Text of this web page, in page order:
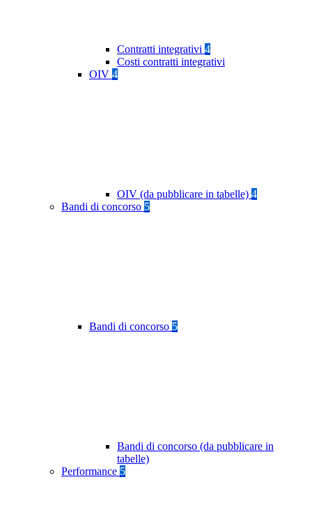
Contratti integrativi 4
Costi contratti integrativi
OIV 4
OIV (da pubblicare in tabelle) 4
Bandi di concorso 5
Bandi di concorso 5
Bandi di concorso (da pubblicare in
tabelle)
Performance 5